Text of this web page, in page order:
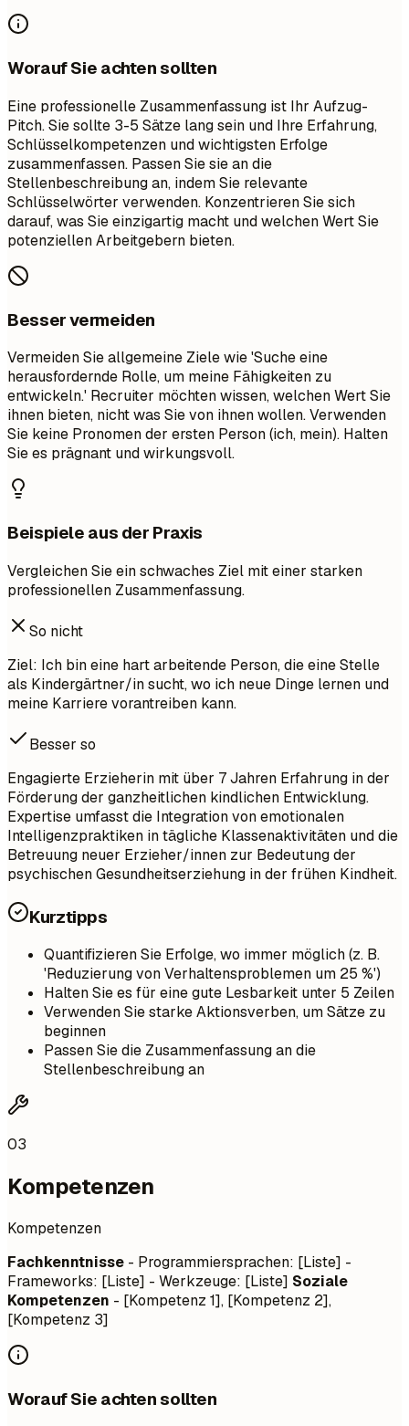
Worauf Sie achten sollten
Eine professionelle Zusammenfassung ist Ihr Aufzug-
Pitch. Sie sollte 3-5 Sätze lang sein und Ihre Erfahrung,
Schlüsselkompetenzen und wichtigsten Erfolge
zusammenfassen. Passen Sie sie an die
Stellenbeschreibung an, indem Sie relevante
Schlüsselwörter verwenden. Konzentrieren Sie sich
darauf, was Sie einzigartig macht und welchen Wert Sie
potenziellen Arbeitgebern bieten.
Besser vermeiden
Vermeiden Sie allgemeine Ziele wie 'Suche eine
herausfordernde Rolle, um meine Fähigkeiten zu
entwickeln.' Recruiter möchten wissen, welchen Wert Sie
ihnen bieten, nicht was Sie von ihnen wollen. Verwenden
Sie keine Pronomen der ersten Person (ich, mein). Halten
Sie es prägnant und wirkungsvoll.
Beispiele aus der Praxis
Vergleichen Sie ein schwaches Ziel mit einer starken
professionellen Zusammenfassung.
So nicht
Ziel: Ich bin eine hart arbeitende Person, die eine Stelle
als Kindergärtner/in sucht, wo ich neue Dinge lernen und
meine Karriere vorantreiben kann.
Besser so
Engagierte Erzieherin mit über 7 Jahren Erfahrung in der
Förderung der ganzheitlichen kindlichen Entwicklung.
Expertise umfasst die Integration von emotionalen
Intelligenzpraktiken in tägliche Klassenaktivitäten und die
Betreuung neuer Erzieher/innen zur Bedeutung der
psychischen Gesundheitserziehung in der frühen Kindheit.
Kurztipps
Quantifizieren Sie Erfolge, wo immer möglich (z. B.
'Reduzierung von Verhaltensproblemen um 25 %')
Halten Sie es für eine gute Lesbarkeit unter 5 Zeilen
Verwenden Sie starke Aktionsverben, um Sätze zu
beginnen
Passen Sie die Zusammenfassung an die
Stellenbeschreibung an
03
Kompetenzen
Kompetenzen
Fachkenntnisse - Programmiersprachen: [Liste] -
Frameworks: [Liste] - Werkzeuge: [Liste] Soziale
Kompetenzen - [Kompetenz 1], [Kompetenz 2],
[Kompetenz 3]
Worauf Sie achten sollten